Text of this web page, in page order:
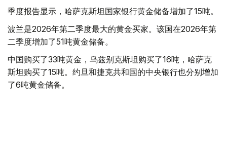
季度报告显示，哈萨克斯坦国家银行黄金储备增加了15吨。
波兰是2026年第二季度最大的黄金买家。该国在2026年第
二季度增加了51吨黄金储备。
中国购买了33吨黄金，乌兹别克斯坦购买了16吨，哈萨克
斯坦购买了15吨。约旦和捷克共和国的中央银行也分别增加
了6吨黄金储备。